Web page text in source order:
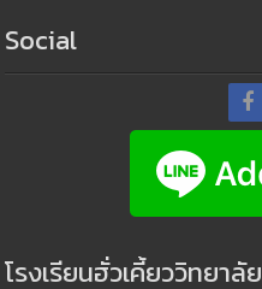
Social
โรงเรียนฮั่วเคี้ยววิทยาลัย